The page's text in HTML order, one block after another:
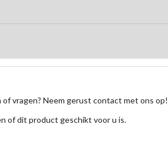
vragen? Neem gerust contact met ons op!
of dit product geschikt voor u is.